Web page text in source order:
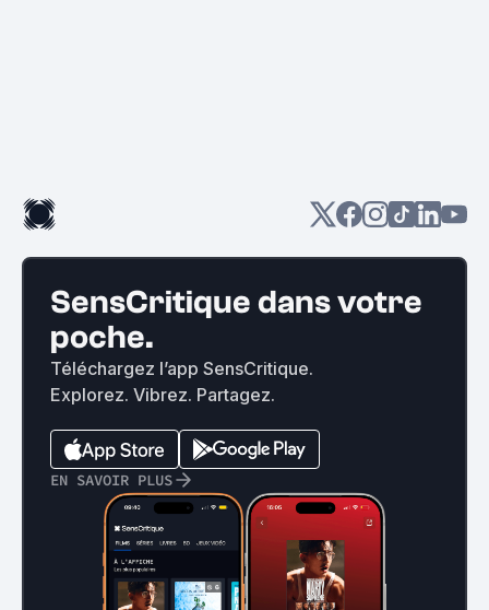
SensCritique dans votre
poche.
Téléchargez l’app SensCritique.
Explorez. Vibrez. Partagez.
EN SAVOIR PLUS